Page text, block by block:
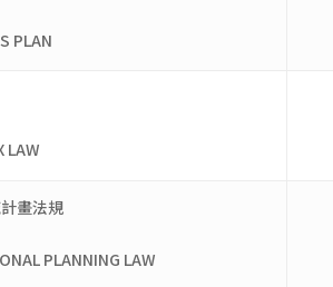
PLAN
LAW
畫法規
PLANNING LAW